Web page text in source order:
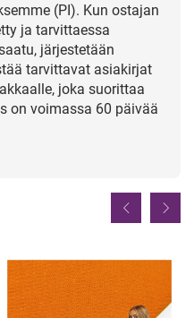
(PI). Kun ostajan
ja tarvittaessa
järjestetään
tarvittavat asiakirjat
joka suorittaa
on voimassa 60 päivää